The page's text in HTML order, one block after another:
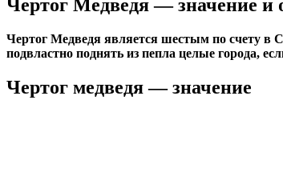
Чертог Медведя — значение и
Чертог Медведя является шестым по счету в
подвластно поднять из пепла целые города,
Чертог медведя — значение